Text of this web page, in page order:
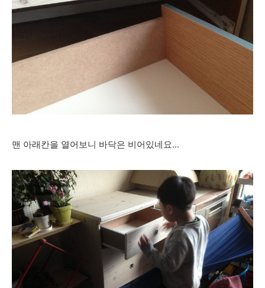
맨 아래칸을 열어보니 바닥은 비어있네요...